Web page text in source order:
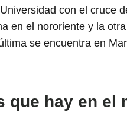
con el cruce
en el nororiente y la
se encuentra en
que hay en el